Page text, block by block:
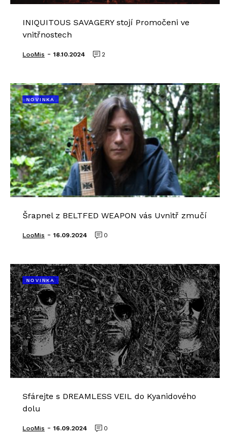
INIQUITOUS SAVAGERY stojí Promočeni ve
vnitřnostech
LooMis - 18.10.2024 2
NOVINKA
Šrapnel z BELTFED WEAPON vás Uvnitř zmučí
LooMis - 16.09.2024 0
NOVINKA
Sfárejte s DREAMLESS VEIL do Kyanidového
dolu
LooMis - 16.09.2024 0